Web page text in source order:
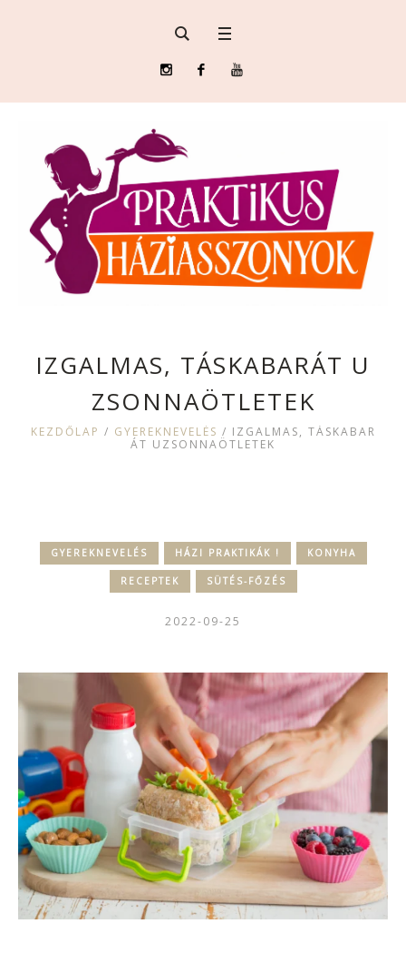
IZGALMAS, TÁSKABARÁT U
ZSONNAÖTLETEK
KEZDŐLAP / GYEREKNEVELÉS / IZGALMAS, TÁSKABAR
ÁT UZSONNAÖTLETEK
GYEREKNEVELÉS HÁZI PRAKTIKÁK ! KONYHA
RECEPTEK SÜTÉS-FŐZÉS
2022-09-25